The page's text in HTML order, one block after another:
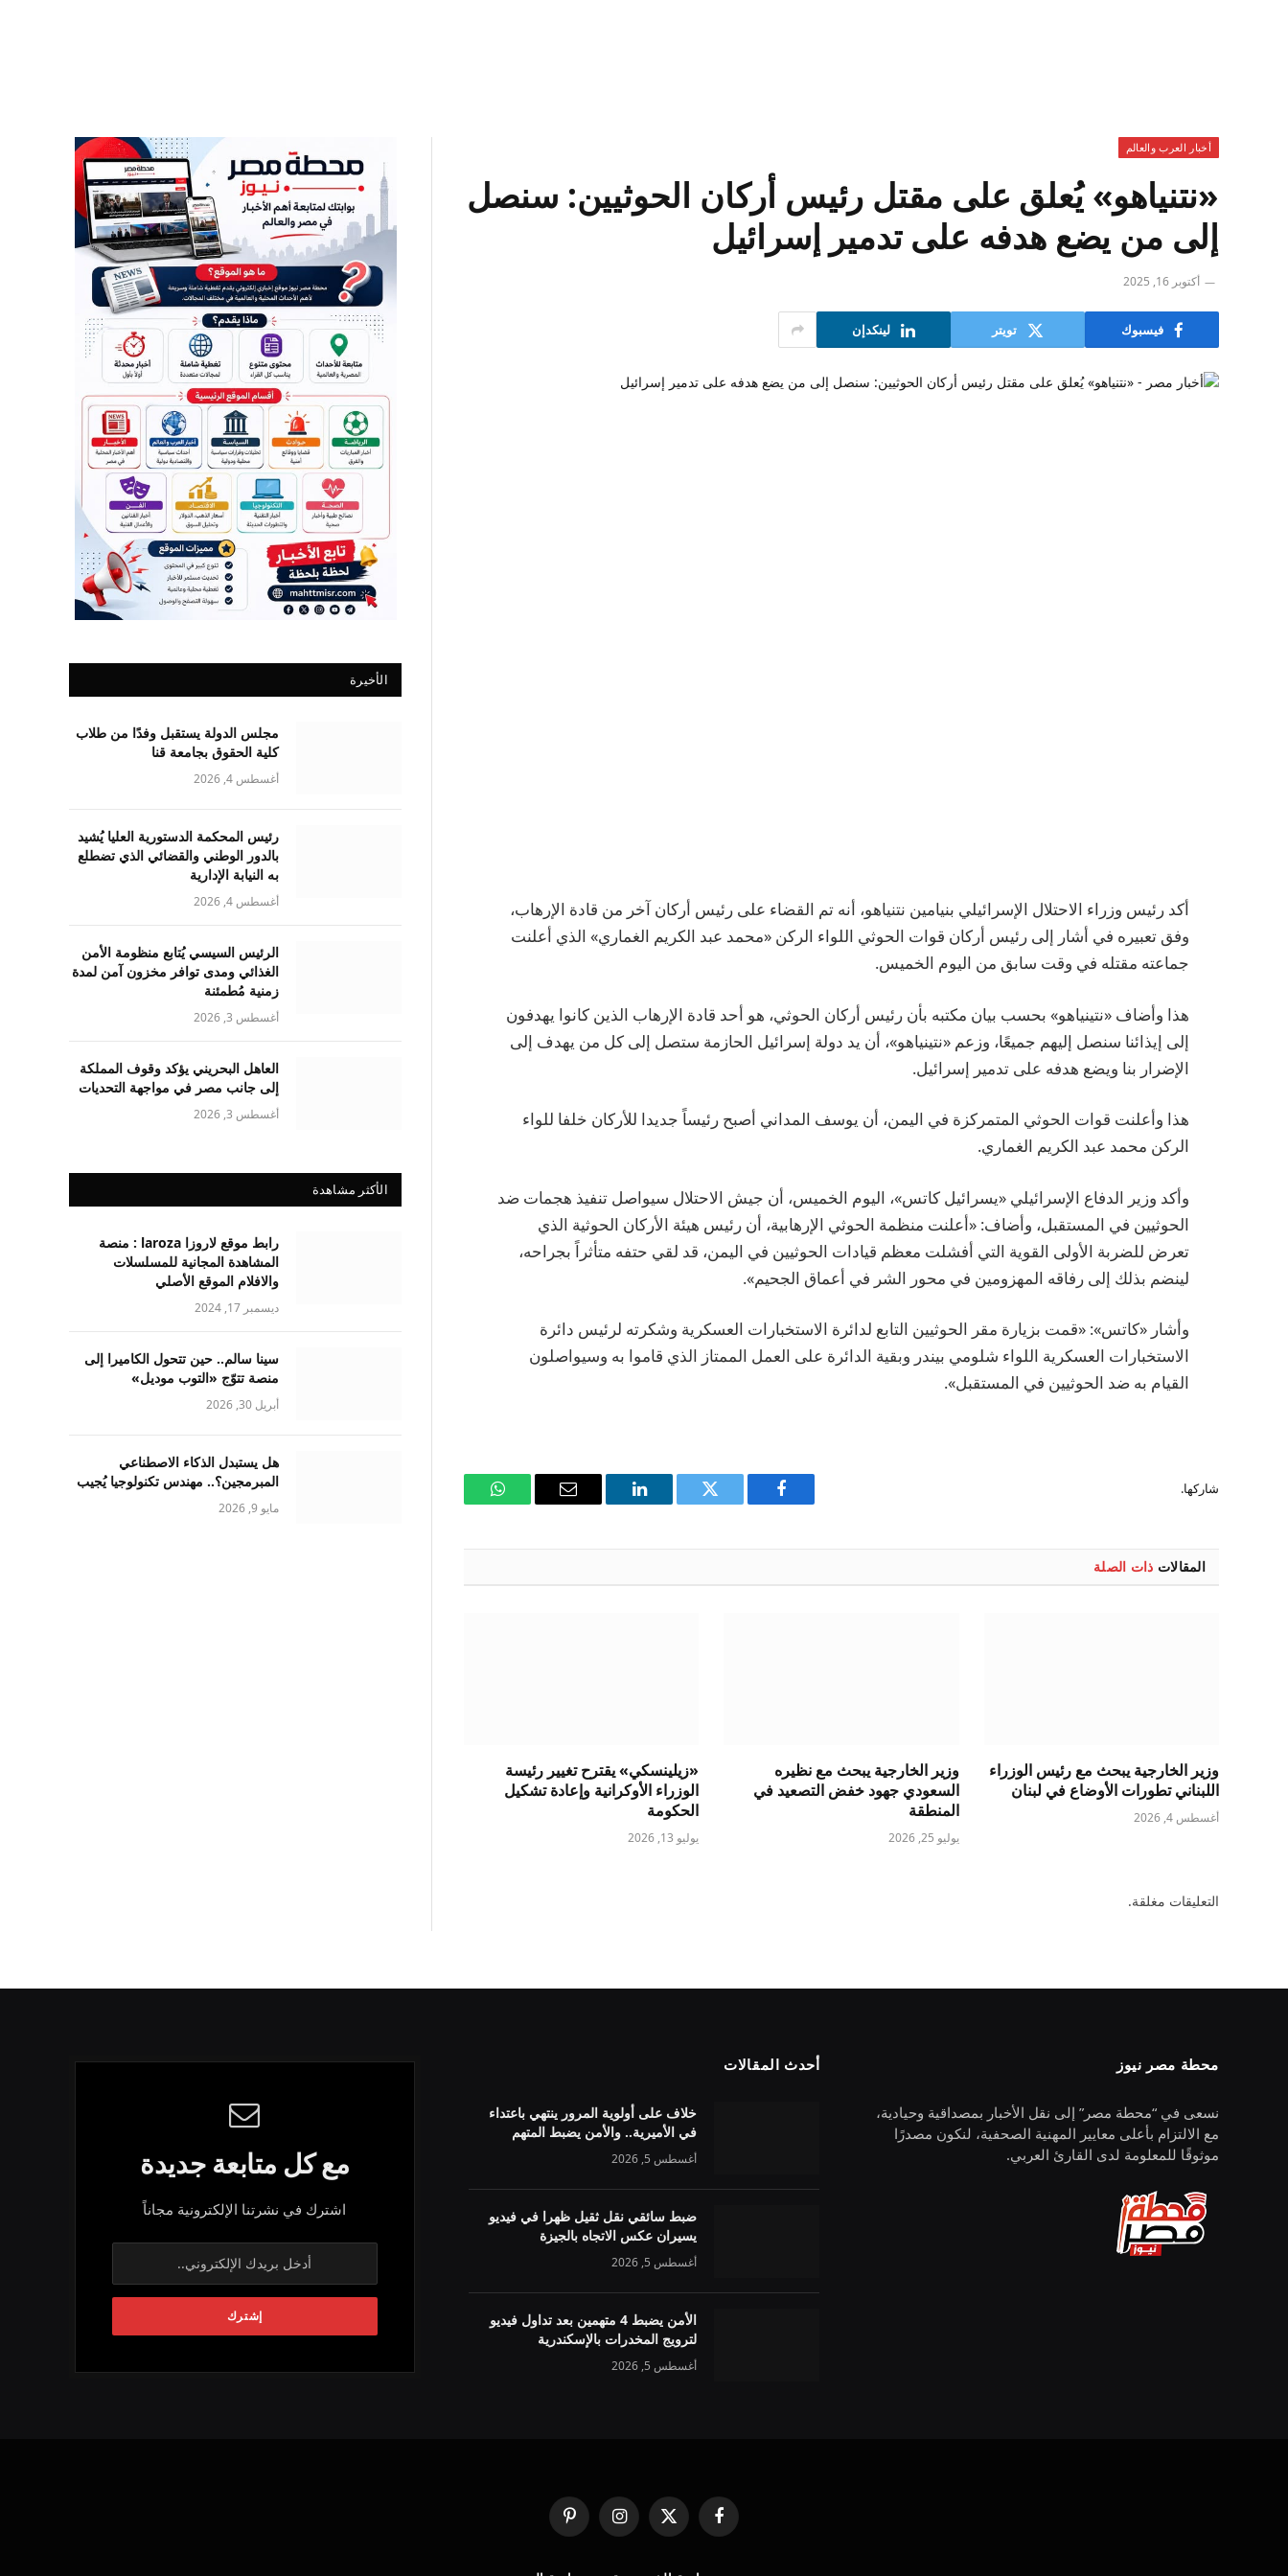
أخبار العرب والعالم
«نتنياهو» يُعلق على مقتل رئيس أركان الحوثيين: سنصل
إلى من يضع هدفه على تدمير إسرائيل
أكتوبر 16, 2025
فيسبوك تويتر لينكدإن
أكد رئيس وزراء الاحتلال الإسرائيلي بنيامين نتنياهو، أنه تم القضاء على رئيس أركان آخر من قادة الإرهاب،
وفق تعبيره في أشار إلى رئيس أركان قوات الحوثي اللواء الركن «محمد عبد الكريم الغماري» الذي أعلنت
جماعته مقتله في وقت سابق من اليوم الخميس.
هذا وأضاف «نتينياهو» بحسب بيان مكتبه بأن رئيس أركان الحوثي، هو أحد قادة الإرهاب الذين كانوا يهدفون
إلى إيذائنا سنصل إليهم جميعًا، وزعم «نتينياهو»، أن يد دولة إسرائيل الحازمة ستصل إلى كل من يهدف إلى
الإضرار بنا ويضع هدفه على تدمير إسرائيل.
هذا وأعلنت قوات الحوثي المتمركزة في اليمن، أن يوسف المداني أصبح رئيساً جديدا للأركان خلفا للواء
الركن محمد عبد الكريم الغماري.
وأكد وزير الدفاع الإسرائيلي «يسرائيل كاتس»، اليوم الخميس، أن جيش الاحتلال سيواصل تنفيذ هجمات ضد
الحوثيين في المستقبل، وأضاف: «أعلنت منظمة الحوثي الإرهابية، أن رئيس هيئة الأركان الحوثية الذي
تعرض للضربة الأولى القوية التي أفشلت معظم قيادات الحوثيين في اليمن، قد لقي حتفه متأثراً بجراحه،
لينضم بذلك إلى رفاقه المهزومين في محور الشر في أعماق الجحيم».
وأشار «كاتس»: «قمت بزيارة مقر الحوثيين التابع لدائرة الاستخبارات العسكرية وشكرته لرئيس دائرة
الاستخبارات العسكرية اللواء شلومي بيندر وبقية الدائرة على العمل الممتاز الذي قاموا به وسيواصلون
القيام به ضد الحوثيين في المستقبل».
شاركها.
فيسبوك
تويتر لينكدإن
البريد
واتساب
المقالات ذات الصلة
وزير الخارجية يبحث مع رئيس الوزراء
اللبناني تطورات الأوضاع في لبنان
أغسطس 4, 2026
وزير الخارجية يبحث مع نظيره
السعودي جهود خفض التصعيد في
المنطقة
يوليو 25, 2026
«زيلينسكي» يقترح تغيير رئيسة
الوزراء الأوكرانية وإعادة تشكيل
الحكومة
يوليو 13, 2026
التعليقات مغلقة.
الأخيرة
مجلس الدولة يستقبل وفدًا من طلاب
كلية الحقوق بجامعة قنا
أغسطس 4, 2026
رئيس المحكمة الدستورية العليا يُشيد
بالدور الوطني والقضائي الذي تضطلع
به النيابة الإدارية
أغسطس 4, 2026
الرئيس السيسي يُتابع منظومة الأمن
الغذائي ومدى توافر مخزون آمن لمدة
زمنية مُطمئنة
أغسطس 3, 2026
العاهل البحريني يؤكد وقوف المملكة
إلى جانب مصر في مواجهة التحديات
أغسطس 3, 2026
الأكثر مشاهدة
رابط موقع لاروزا laroza : منصة
المشاهدة المجانية للمسلسلات
والافلام الموقع الأصلي
ديسمبر 17, 2024
سينا سالم.. حين تتحول الكاميرا إلى
منصة تتوّج «التوب موديل»
أبريل 30, 2026
هل يستبدل الذكاء الاصطناعي
المبرمجين؟.. مهندس تكنولوجيا يُجيب
مايو 9, 2026
محطة مصر نيوز
نسعى في “محطة مصر” إلى نقل الأخبار بمصداقية وحيادية،
مع الالتزام بأعلى معايير المهنية الصحفية، لنكون مصدرًا
موثوقًا للمعلومة لدى القارئ العربي.
أحدث المقالات
خلاف على أولوية المرور ينتهي باعتداء
في الأميرية.. والأمن يضبط المتهم
أغسطس 5, 2026
ضبط سائقي نقل ثقيل ظهرا في فيديو
يسيران عكس الاتجاه بالجيزة
أغسطس 5, 2026
الأمن يضبط 4 متهمين بعد تداول فيديو
لترويج المخدرات بالإسكندرية
أغسطس 5, 2026
مع كل متابعة جديدة
اشترك في نشرتنا الإلكترونية مجاناً
فيسبوك
X
(Twitter)
الانستغرامبينتيريست